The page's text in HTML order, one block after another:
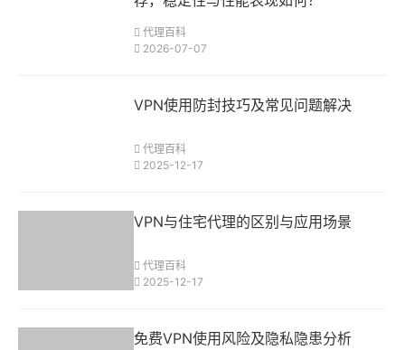
代理百科
2026-07-07
VPN使用防封技巧及常见问题解决
代理百科
2025-12-17
VPN与住宅代理的区别与应用场景
代理百科
2025-12-17
免费VPN使用风险及隐私隐患分析